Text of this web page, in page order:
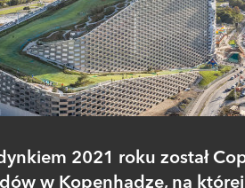
2021 roku został
w Kopenhadze, na